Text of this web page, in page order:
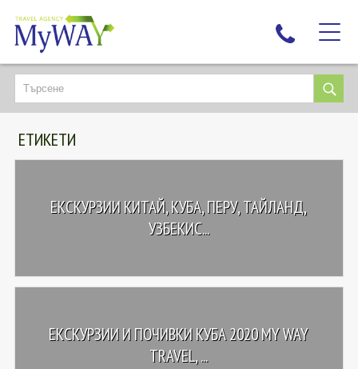
НАЙ-ТЪРСЕНИ
ДЕСТИНАЦИИ
ЕКЗОТИЧНИ ПОЧИВКИ
ЛЮБОПИТНО
КОНТАКТИ
ЕТИКЕТИ
ЕКСКУРЗИИ КИТАЙ, КУБА, ПЕРУ, ТАЙЛАНД,
УЗБЕКИС...
ЕКСКУРЗИИ И ПОЧИВКИ КУБА 2020 MY WAY
TRAVEL, ...